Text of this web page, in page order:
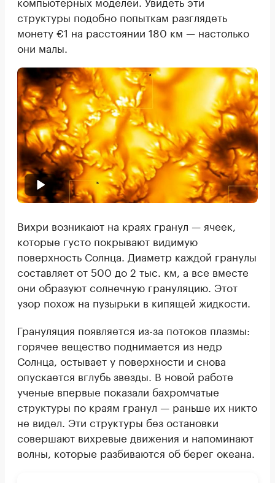
структуры подобно попыткам разглядеть
монету €1 на расстоянии 180 км — настолько
они малы.
Вихри возникают на краях гранул — ячеек,
которые густо покрывают видимую
поверхность Солнца. Диаметр каждой гранулы
составляет от 500 до 2 тыс. км, а все вместе
они образуют солнечную грануляцию. Этот
узор похож на пузырьки в кипящей жидкости.
Грануляция появляется из-за потоков плазмы:
горячее вещество поднимается из недр
Солнца, остывает у поверхности и снова
опускается вглубь звезды. В новой работе
ученые впервые показали бахромчатые
структуры по краям гранул — раньше их никто
не видел. Эти структуры без остановки
совершают вихревые движения и напоминают
волны, которые разбиваются об берег океана.